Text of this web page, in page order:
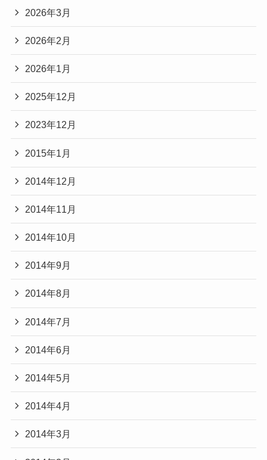
2026年3月
2026年2月
2026年1月
2025年12月
2023年12月
2015年1月
2014年12月
2014年11月
2014年10月
2014年9月
2014年8月
2014年7月
2014年6月
2014年5月
2014年4月
2014年3月